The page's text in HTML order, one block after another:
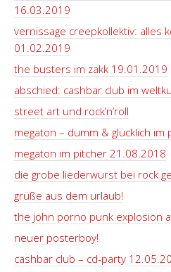
16.03.2019
vernissage creepkollektiv: alles
01.02.2019
the busters im zakk 19.01.2019
abschied: cashbar club im
street art und rock’n’roll
megaton – dumm & glücklich
megaton im pitcher 21.08.2018
die grobe liederwurst bei rock
grüße aus dem urlaub!
the john porno punk explosion
neuer posterboy!
cashbar club – cd-party